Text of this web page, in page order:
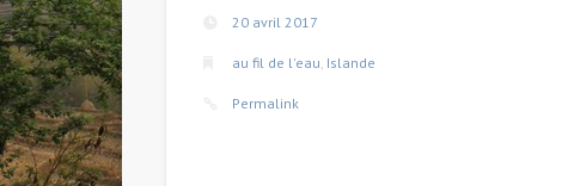
20 avril 2017
au fil de l'eau, Islande
Permalink